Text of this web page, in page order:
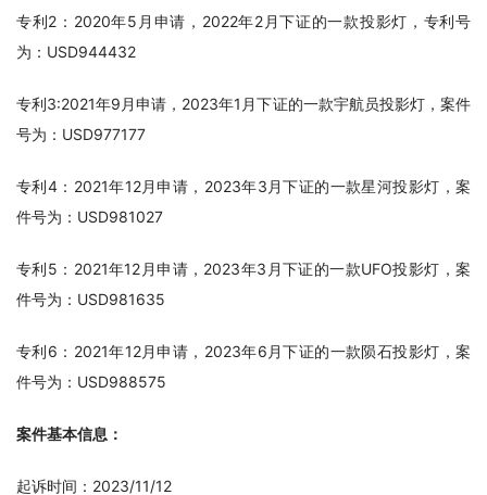
专利2：2020年5月申请，2022年2月下证的一款投影灯，专利号
为：USD944432
专利3:2021年9月申请，2023年1月下证的一款宇航员投影灯，案件
号为：USD977177
专利4：2021年12月申请，2023年3月下证的一款星河投影灯，案
件号为：USD981027
专利5：2021年12月申请，2023年3月下证的一款UFO投影灯，案
件号为：USD981635
专利6：2021年12月申请，2023年6月下证的一款陨石投影灯，案
件号为：USD988575
案件基本信息：
起诉时间：2023/11/12